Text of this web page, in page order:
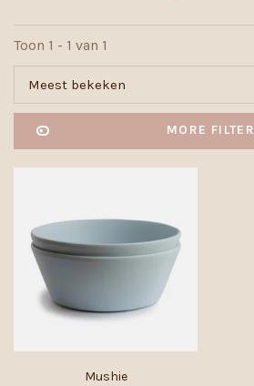
Toon 1 - 1 van 1
Meest bekeken
MORE
Mushie